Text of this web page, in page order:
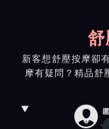
新客想舒壓按摩卻
摩有疑問？精品舒
